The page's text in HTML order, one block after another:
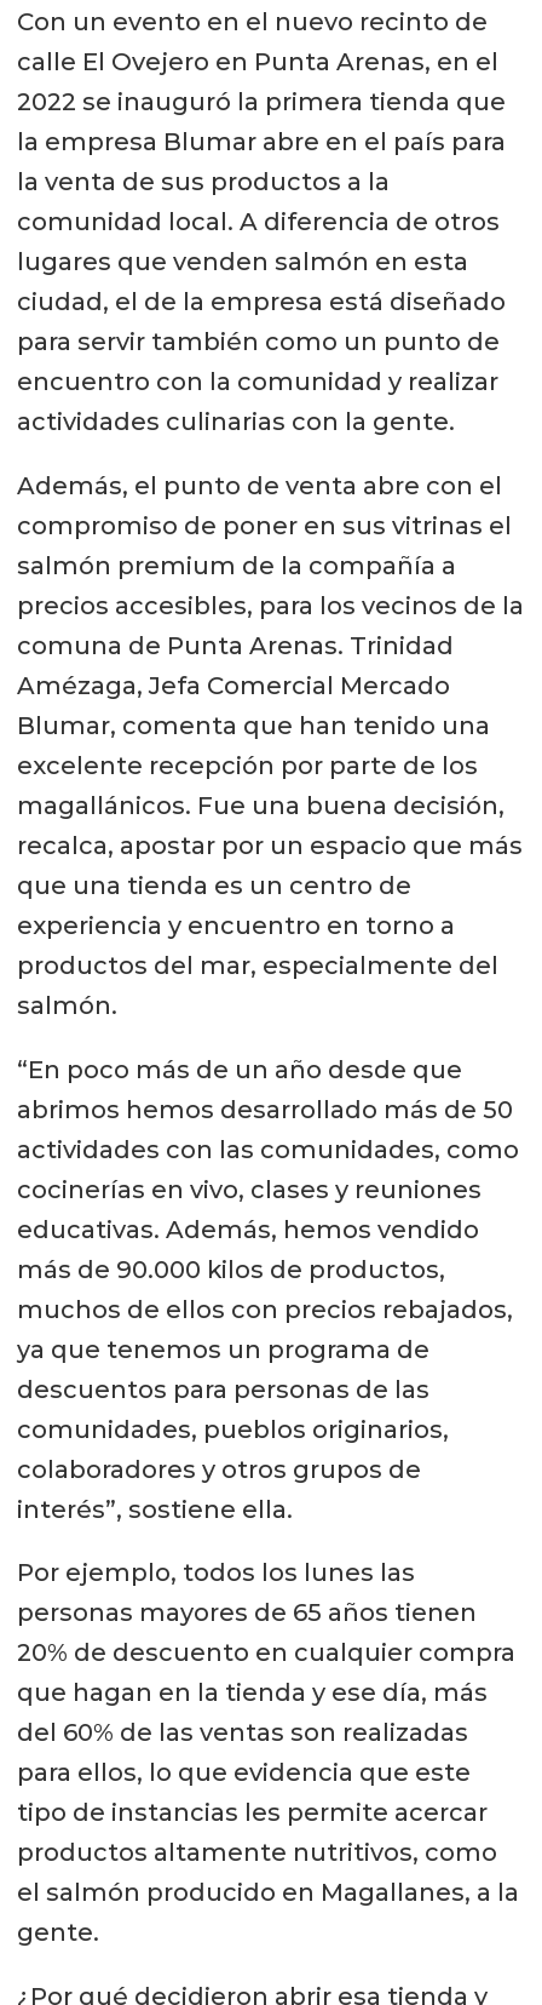
Con un evento en el nuevo recinto de
calle El Ovejero en Punta Arenas, en el
2022 se inauguró la primera tienda que
la empresa Blumar abre en el país para
la venta de sus productos a la
comunidad local. A diferencia de otros
lugares que venden salmón en esta
ciudad, el de la empresa está diseñado
para servir también como un punto de
encuentro con la comunidad y realizar
actividades culinarias con la gente.
Además, el punto de venta abre con el
compromiso de poner en sus vitrinas el
salmón premium de la compañía a
precios accesibles, para los vecinos de la
comuna de Punta Arenas. Trinidad
Amézaga, Jefa Comercial Mercado
Blumar, comenta que han tenido una
excelente recepción por parte de los
magallánicos. Fue una buena decisión,
recalca, apostar por un espacio que más
que una tienda es un centro de
experiencia y encuentro en torno a
productos del mar, especialmente del
salmón.
“En poco más de un año desde que
abrimos hemos desarrollado más de 50
actividades con las comunidades, como
cocinerías en vivo, clases y reuniones
educativas. Además, hemos vendido
más de 90.000 kilos de productos,
muchos de ellos con precios rebajados,
ya que tenemos un programa de
descuentos para personas de las
comunidades, pueblos originarios,
colaboradores y otros grupos de
interés”, sostiene ella.
Por ejemplo, todos los lunes las
personas mayores de 65 años tienen
20% de descuento en cualquier compra
que hagan en la tienda y ese día, más
del 60% de las ventas son realizadas
para ellos, lo que evidencia que este
tipo de instancias les permite acercar
productos altamente nutritivos, como
el salmón producido en Magallanes, a la
gente.
¿Por qué decidieron abrir esa tienda y